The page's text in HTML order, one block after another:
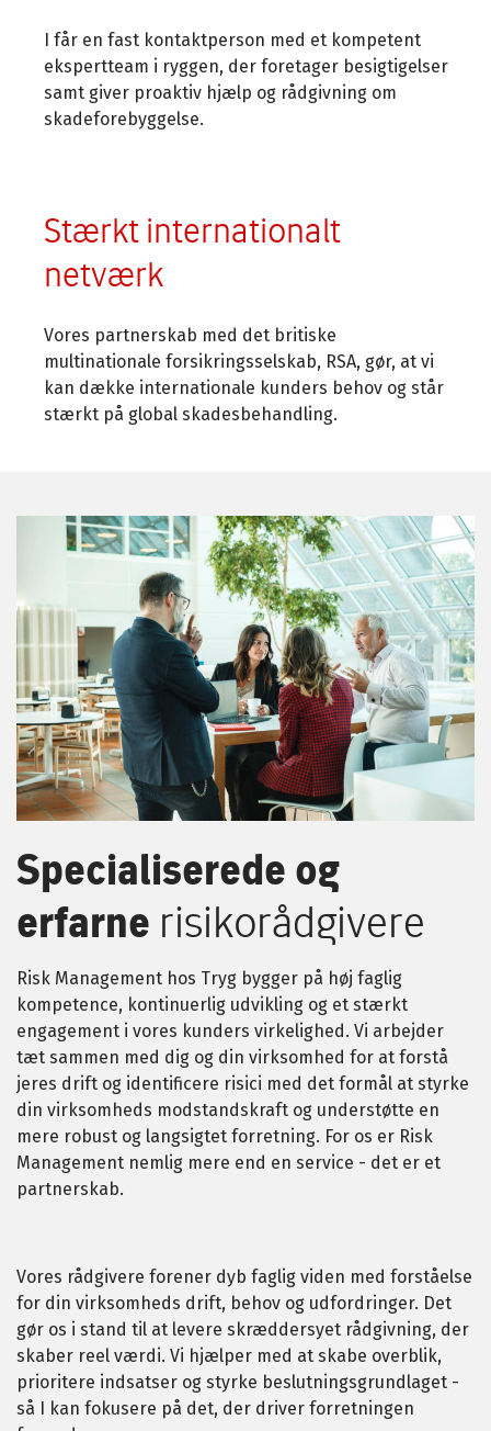
I får en fast kontaktperson med et kompetent
ekspertteam i ryggen, der foretager besigtigelser
samt giver proaktiv hjælp og rådgivning om
skadeforebyggelse.
Stærkt internationalt
netværk
Vores partnerskab med det britiske
multinationale forsikringsselskab, RSA, gør, at vi
kan dække internationale kunders behov og står
stærkt på global skadesbehandling.
Specialiserede og
erfarne risikorådgivere
Risk Management hos Tryg bygger på høj faglig
kompetence, kontinuerlig udvikling og et stærkt
engagement i vores kunders virkelighed. Vi arbejder
tæt sammen med dig og din virksomhed for at forstå
jeres drift og identificere risici med det formål at styrke
din virksomheds modstandskraft og understøtte en
mere robust og langsigtet forretning. For os er Risk
Management nemlig mere end en service - det er et
partnerskab.
Vores rådgivere forener dyb faglig viden med forståelse
for din virksomheds drift, behov og udfordringer. Det
gør os i stand til at levere skræddersyet rådgivning, der
skaber reel værdi. Vi hjælper med at skabe overblik,
prioritere indsatser og styrke beslutningsgrundlaget -
så I kan fokusere på det, der driver forretningen